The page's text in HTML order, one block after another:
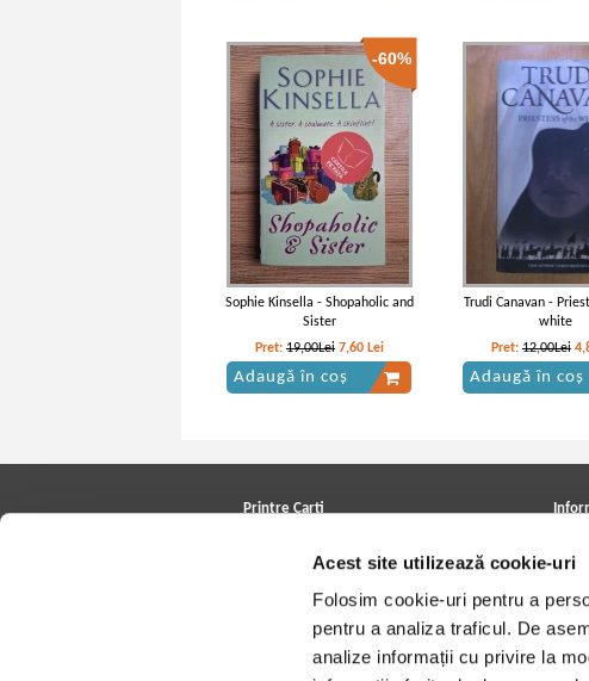
Acest site utilizează cookie-uri
Folosim cookie-uri pentru a
pentru a analiza traficul. De
analize informații cu privire la
-60%
Sophie Kinsella - Shopaholic and
Sister
Pret: 19,00Lei 7,60 Lei
Adaugă în coș
Trudi Canavan -
white
Pret:12,00Lei
Adaugă în coș
Printre Carti
Cele mai căutate cărți
Blog Printre Carti
Cărţi sub 5 lei
Cum
Retur